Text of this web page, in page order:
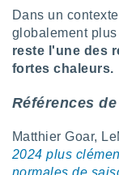
Dans un
globalement plus
reste l'une des
fortes chaleurs.
Références
Matthier Goar,
2024 plus
normales de